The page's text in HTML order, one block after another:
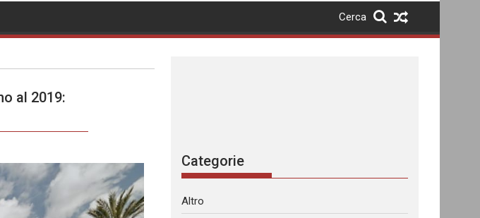
Cerca
al 2019:
Categorie
Altro